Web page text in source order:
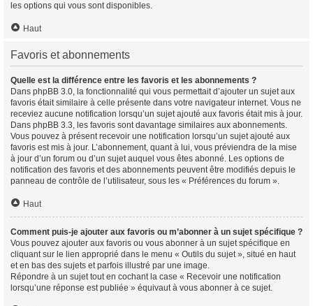
les options qui vous sont disponibles.
Haut
Favoris et abonnements
Quelle est la différence entre les favoris et les abonnements ?
Dans phpBB 3.0, la fonctionnalité qui vous permettait d’ajouter un sujet aux
favoris était similaire à celle présente dans votre navigateur internet. Vous ne
receviez aucune notification lorsqu’un sujet ajouté aux favoris était mis à jour.
Dans phpBB 3.3, les favoris sont davantage similaires aux abonnements.
Vous pouvez à présent recevoir une notification lorsqu’un sujet ajouté aux
favoris est mis à jour. L’abonnement, quant à lui, vous préviendra de la mise
à jour d’un forum ou d’un sujet auquel vous êtes abonné. Les options de
notification des favoris et des abonnements peuvent être modifiés depuis le
panneau de contrôle de l’utilisateur, sous les « Préférences du forum ».
Haut
Comment puis-je ajouter aux favoris ou m’abonner à un sujet spécifique ?
Vous pouvez ajouter aux favoris ou vous abonner à un sujet spécifique en
cliquant sur le lien approprié dans le menu « Outils du sujet », situé en haut
et en bas des sujets et parfois illustré par une image.
Répondre à un sujet tout en cochant la case « Recevoir une notification
lorsqu’une réponse est publiée » équivaut à vous abonner à ce sujet.